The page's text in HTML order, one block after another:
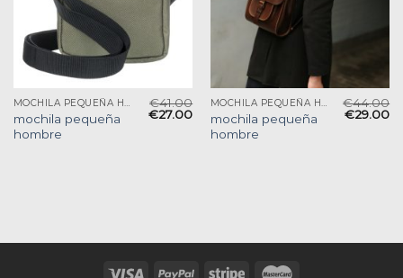
MOCHILA PEQUEÑA HOMBRE
mochila pequeña
hombre
€41.00
€27.00
MOCHILA PEQUEÑA HOMBRE
mochila pequeña
hombre
€44.00
€29.00